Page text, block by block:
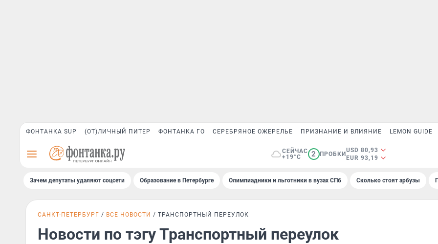
ФОНТАНКА SUP (ОТ)ЛИЧНЫЙ ПИТЕР ФОНТАНКА ГО СЕРЕБРЯНОЕ ОЖЕРЕЛЬЕ ПРИЗНАНИЕ И ВЛИЯНИЕ LEMON GUIDE
СЕЙЧАС
+19°C
2 ПРОБКИ
USD 80,93
EUR 93,19
Зачем депутаты удаляют соцсети Образование в Петербурге Олимпиадники и льготники в вузах СПб Сколько стоят арбузы
САНКТ-ПЕТЕРБУРГ ВСЕ НОВОСТИ ТРАНСПОРТНЫЙ ПЕРЕУЛОК
Новости по тэгу Транспортный переулок